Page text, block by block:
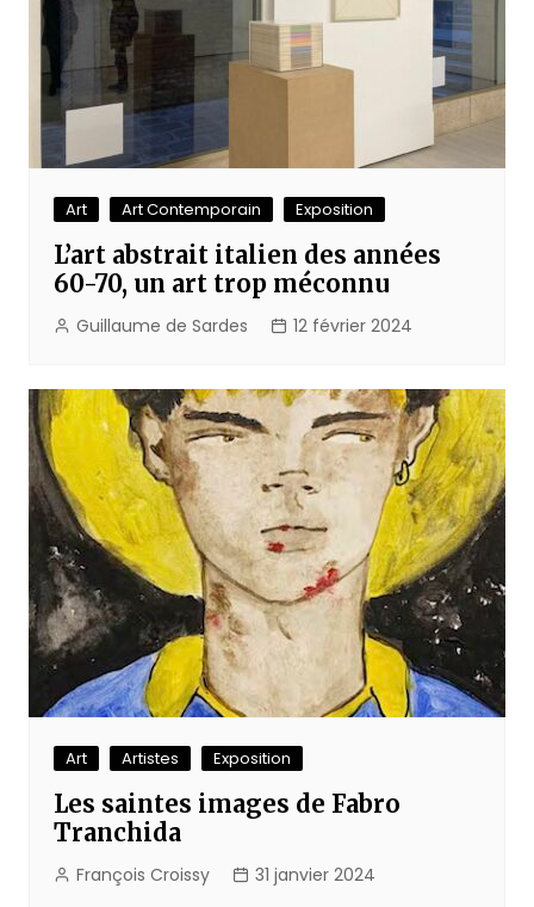
Art Art Contemporain Exposition
L’art abstrait italien des années
60-70, un art trop méconnu
Guillaume de Sardes 12 février 2024
Art Artistes Exposition
Les saintes images de Fabro
Tranchida
François Croissy 31 janvier 2024